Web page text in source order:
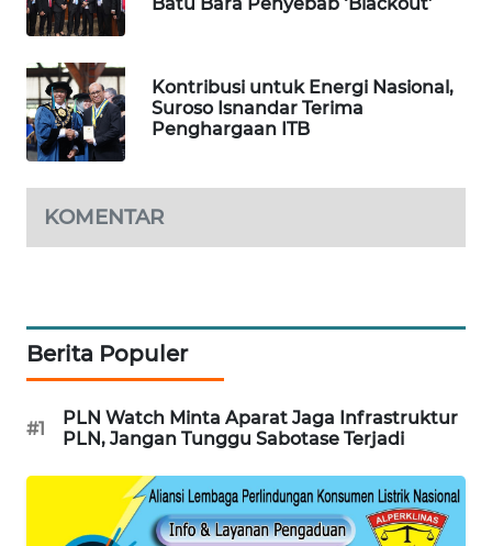
Kontribusi untuk Energi Nasional,
Suroso Isnandar Terima
Penghargaan ITB
KOMENTAR
Berita Populer
#1
PLN Watch Minta Aparat Jaga Infrastruktur
PLN, Jangan Tunggu Sabotase Terjadi
WN
BEKASI
WN
BOGOR
WN
DEPOK
UTARA
SAMOSIR
WN